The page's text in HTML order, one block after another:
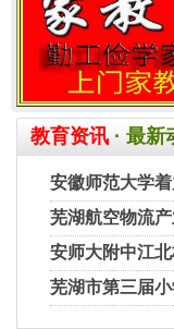
教育资讯 · 最新
安徽师范大学
芜湖航空物流
安师大附中江
芜湖市第三届